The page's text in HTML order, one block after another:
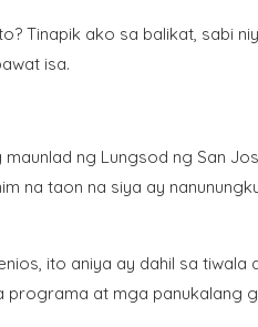
Tinapik ako sa balikat, sabi
isa.
ng Lungsod ng San
na taon na siya ay
ito aniya ay dahil sa tiwala
at mga panukalang